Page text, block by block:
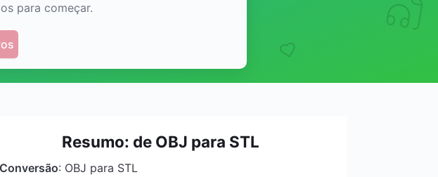
para começar.
Resumo: de OBJ para STL
: OBJ para STL